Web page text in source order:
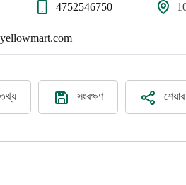
4752546750
সংরক্ষণ